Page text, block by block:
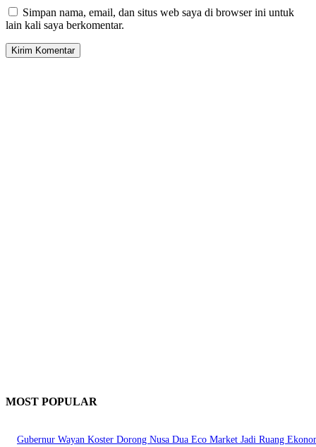
Simpan nama, email, dan situs web saya di browser ini untuk
lain kali saya berkomentar.
MOST POPULAR
Gubernur Wayan Koster Dorong Nusa Dua Eco Market Jadi Ruang